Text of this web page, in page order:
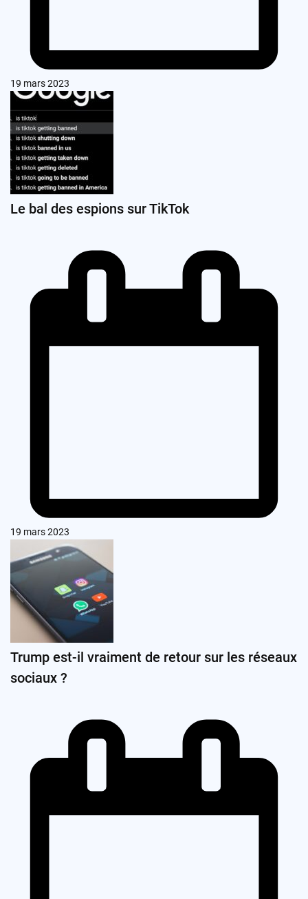
19 mars 2023
Le bal des espions sur TikTok
19 mars 2023
Trump est-il vraiment de retour sur les réseaux
sociaux ?